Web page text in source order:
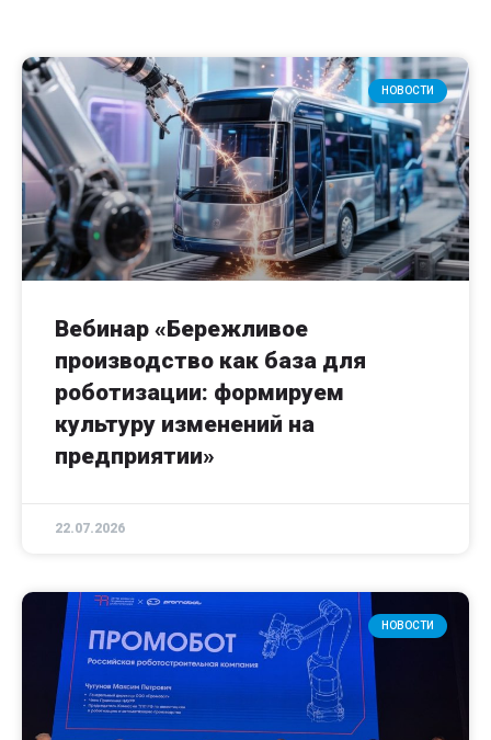
НОВОСТИ
Вебинар «Бережливое
производство как база для
роботизации: формируем
культуру изменений на
предприятии»
22.07.2026
НОВОСТИ